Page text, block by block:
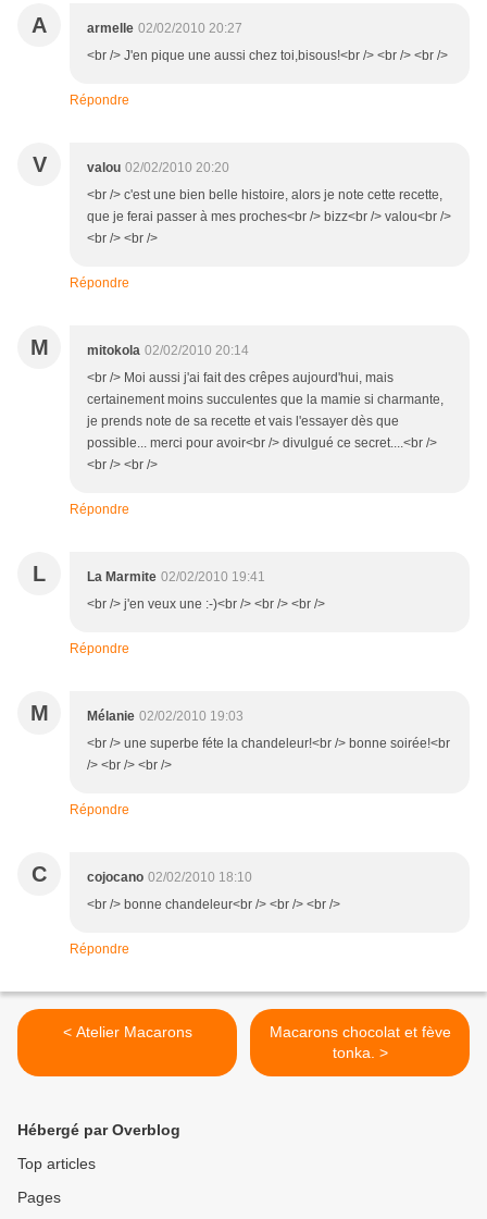
A armelle 02/02/2010 20:27
<br /> J'en pique une aussi chez toi,bisous!<br /> <br /> <br />
Répondre
V valou 02/02/2010 20:20
<br /> c'est une bien belle histoire, alors je note cette recette,
que je ferai passer à mes proches<br /> bizz<br /> valou<br />
<br /> <br />
Répondre
M mitokola 02/02/2010 20:14
<br /> Moi aussi j'ai fait des crêpes aujourd'hui, mais
certainement moins succulentes que la mamie si charmante,
je prends note de sa recette et vais l'essayer dès que
possible... merci pour avoir<br /> divulgué ce secret....<br />
<br /> <br />
Répondre
L La Marmite 02/02/2010 19:41
<br /> j'en veux une :-)<br /> <br /> <br />
Répondre
M Mélanie 02/02/2010 19:03
<br /> une superbe féte la chandeleur!<br /> bonne soirée!<br
/> <br /> <br />
Répondre
C cojocano 02/02/2010 18:10
<br /> bonne chandeleur<br /> <br /> <br />
Répondre
< Atelier Macarons
Macarons chocolat et fève
tonka. >
Hébergé par Overblog
Top articles
Pages